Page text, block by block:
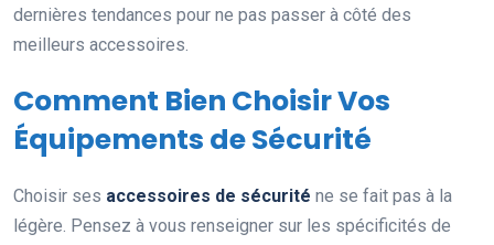
dernières tendances pour ne pas passer à côté des
meilleurs accessoires.
Comment Bien Choisir Vos
Équipements de Sécurité
Choisir ses accessoires de sécurité ne se fait pas à la
légère. Pensez à vous renseigner sur les spécificités de